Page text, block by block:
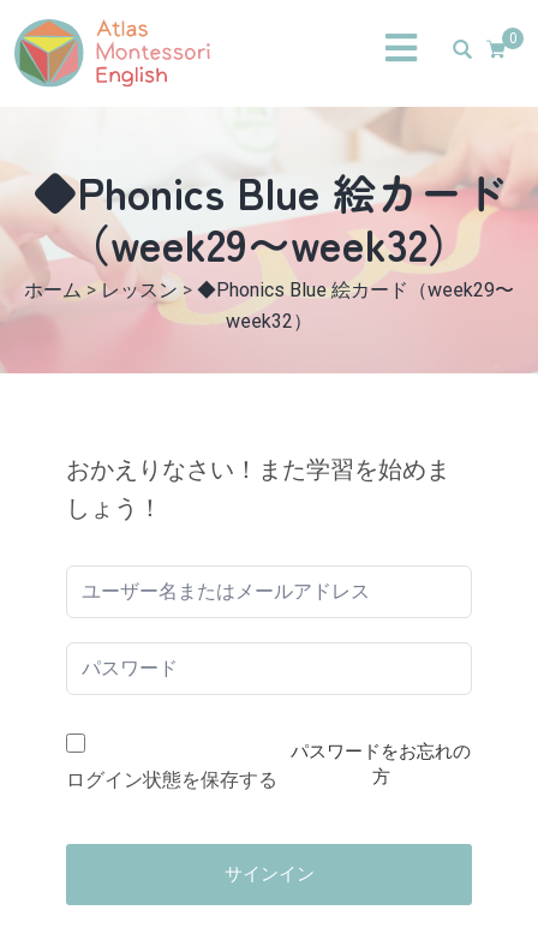
0
◆Phonics Blue 絵カード
（week29〜week32）
ホーム > レッスン> ◆Phonics Blue 絵カード（week29〜
week32）
おかえりなさい！また学習を始めま
しょう！
ログイン状態を保存する
パスワードをお忘れの
方
サインイン